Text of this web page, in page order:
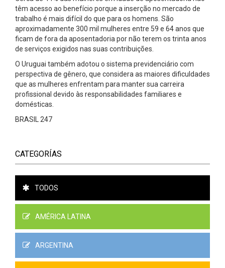
têm acesso ao benefício porque a inserção no mercado de
trabalho é mais difícil do que para os homens. São
aproximadamente 300 mil mulheres entre 59 e 64 anos que
ficam de fora da aposentadoria por não terem os trinta anos
de serviços exigidos nas suas contribuições.
O Uruguai também adotou o sistema previdenciário com
perspectiva de gênero, que considera as maiores dificuldades
que as mulheres enfrentam para manter sua carreira
profissional devido às responsabilidades familiares e
domésticas.
BRASIL 247
CATEGORÍAS
TODOS
AMÉRICA LATINA
ARGENTINA